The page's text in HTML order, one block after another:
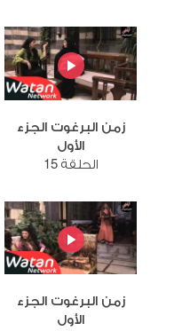
زمن البرغوت الجزء
الأول
الحلقة 15
زمن البرغوت الجزء
الأول